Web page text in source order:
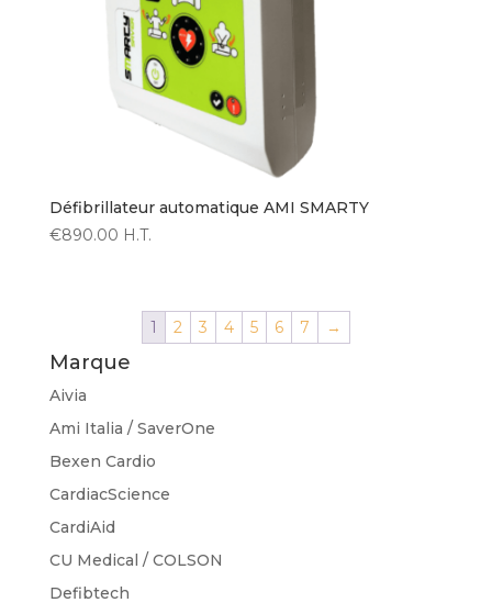
Défibrillateur automatique AMI SMARTY
€890.00 H.T.
1 2 3 4 5 6 7 →
Marque
Aivia
Ami Italia / SaverOne
Bexen Cardio
CardiacScience
CardiAid
CU Medical / COLSON
Defibtech